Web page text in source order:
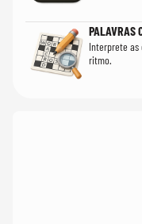
PALAVRAS
Interprete
ritmo.